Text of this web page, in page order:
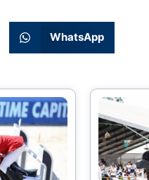
WhatsApp